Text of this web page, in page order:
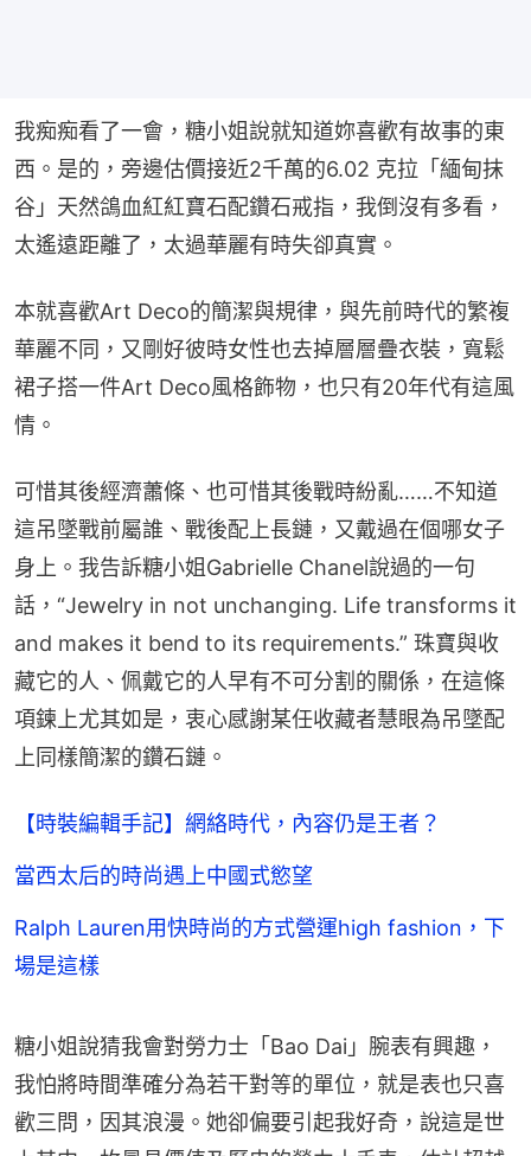
我痴痴看了一會，糖小姐說就知道妳喜歡有故事的東
西。是的，旁邊估價接近2千萬的6.02 克拉「緬甸抹
谷」天然鴿血紅紅寶石配鑽石戒指，我倒沒有多看，
太遙遠距離了，太過華麗有時失卻真實。
本就喜歡Art Deco的簡潔與規律，與先前時代的繁複
華麗不同，又剛好彼時女性也去掉層層疊衣裝，寬鬆
裙子搭一件Art Deco風格飾物，也只有20年代有這風
情。
可惜其後經濟蕭條、也可惜其後戰時紛亂……不知道
這吊墜戰前屬誰、戰後配上長鏈，又戴過在個哪女子
身上。我告訴糖小姐Gabrielle Chanel說過的一句
話，“Jewelry in not unchanging. Life transforms it
and makes it bend to its requirements.” 珠寶與收
藏它的人、佩戴它的人早有不可分割的關係，在這條
項鍊上尤其如是，衷心感謝某任收藏者慧眼為吊墜配
上同樣簡潔的鑽石鏈。
【時裝編輯手記】網絡時代，內容仍是王者？
當西太后的時尚遇上中國式慾望
Ralph Lauren用快時尚的方式營運high fashion，下
場是這樣
糖小姐說猜我會對勞力士「Bao Dai」腕表有興趣，
我怕將時間準確分為若干對等的單位，就是表也只喜
歡三問，因其浪漫。她卻偏要引起我好奇，說這是世